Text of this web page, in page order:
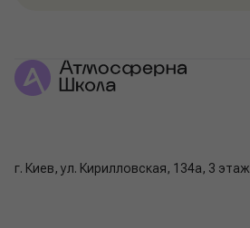
г. Киев, ул. Кирилловская, 134а, 3 этаж